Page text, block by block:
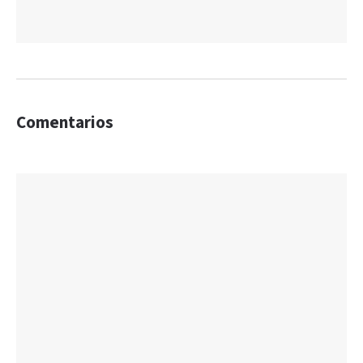
Comentarios